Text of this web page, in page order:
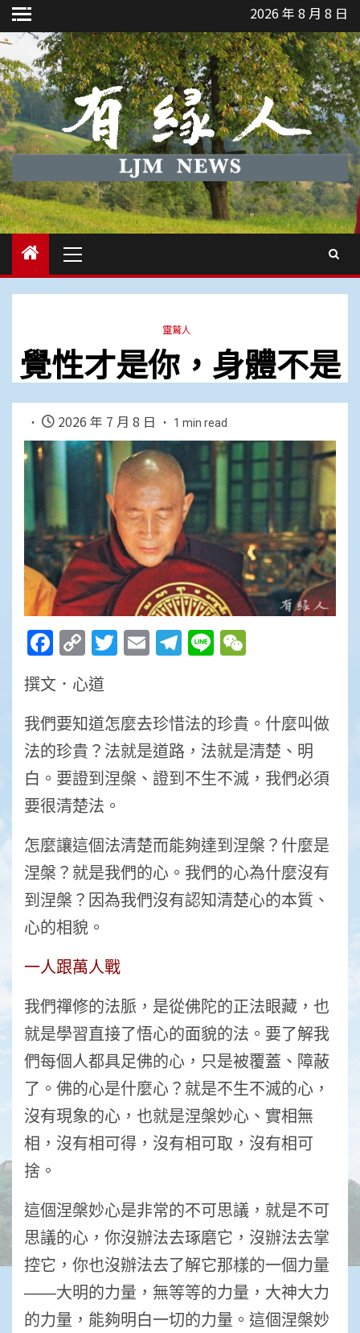
Skip
to
content
2026 年 8 月 8 日
Menu
靈鷲人
覺性才是你，身體不是
2026 年 7 月 8 日 1 min read
Facebook
Copy
Link
Twitter
EmailTelegram
Line
撰文．心道
我們要知道怎麼去珍惜法的珍貴。什麼叫做
法的珍貴？法就是道路，法就是清楚、明
白。要證到涅槃、證到不生不滅，我們必須
要很清楚法。
怎麼讓這個法清楚而能夠達到涅槃？什麼是
涅槃？就是我們的心。我們的心為什麼沒有
到涅槃？因為我們沒有認知清楚心的本質、
心的相貌。
一人跟萬人戰
我們禪修的法脈，是從佛陀的正法眼藏，也
就是學習直接了悟心的面貌的法。要了解我
們每個人都具足佛的心，只是被覆蓋、障蔽
了。佛的心是什麼心？就是不生不滅的心，
沒有現象的心，也就是涅槃妙心、實相無
相，沒有相可得，沒有相可取，沒有相可
捨。
這個涅槃妙心是非常的不可思議，就是不可
思議的心，你沒辦法去琢磨它，沒辦法去掌
控它，你也沒辦法去了解它那樣的一個力量
――大明的力量，無等等的力量，大神大力
的力量，能夠明白一切的力量。這個涅槃妙